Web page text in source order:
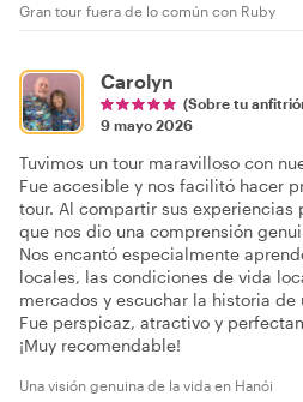
Gran tour fuera de lo común con Ruby
Carolyn
(Sobre tu
9 mayo 2026
Tuvimos un tour maravilloso con
Fue accesible y nos facilitó hacer
tour. Al compartir sus experiencias
que nos dio una comprensión
Nos encantó especialmente
locales, las condiciones de vida
mercados y escuchar la historia
Fue perspicaz, atractivo y
¡Muy recomendable!
Una visión genuina de la vida en Hanói